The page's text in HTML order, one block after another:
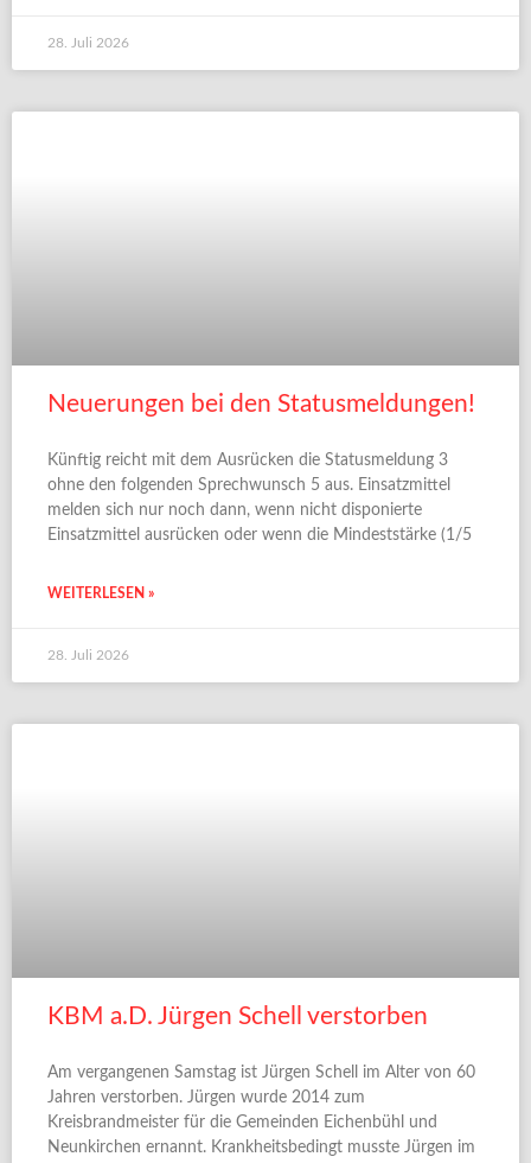
28. Juli 2026
Neuerungen bei den Statusmeldungen!
Künftig reicht mit dem Ausrücken die Statusmeldung 3
ohne den folgenden Sprechwunsch 5 aus. Einsatzmittel
melden sich nur noch dann, wenn nicht disponierte
Einsatzmittel ausrücken oder wenn die Mindeststärke (1/5
WEITERLESEN »
28. Juli 2026
KBM a.D. Jürgen Schell verstorben
Am vergangenen Samstag ist Jürgen Schell im Alter von 60
Jahren verstorben. Jürgen wurde 2014 zum
Kreisbrandmeister für die Gemeinden Eichenbühl und
Neunkirchen ernannt. Krankheitsbedingt musste Jürgen im